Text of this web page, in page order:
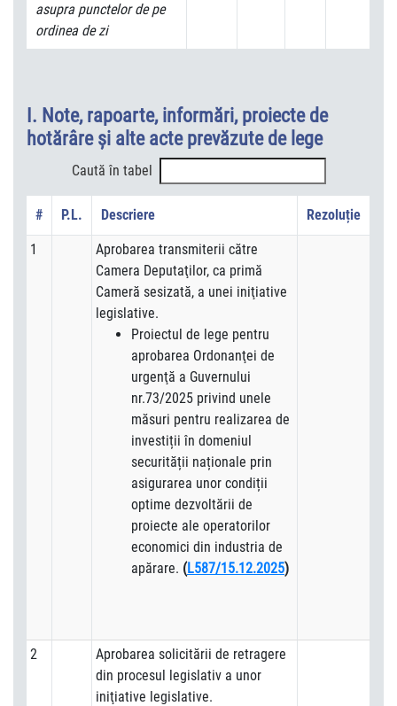
asupra punctelor de pe
ordinea de zi
I. Note, rapoarte, informări, proiecte de
hotărâre şi alte acte prevăzute de lege
Caută în tabel
# P.L. Descriere Rezoluție
1
Aprobarea transmiterii către
Camera Deputaţilor, ca primă
Cameră sesizată, a unei iniţiative
legislative.
Proiectul de lege pentru
aprobarea Ordonanţei de
urgenţă a Guvernului
nr.73/2025 privind unele
măsuri pentru realizarea de
investiții în domeniul
securității naționale prin
asigurarea unor condiții
optime dezvoltării de
proiecte ale operatorilor
economici din industria de
apărare. (L587/15.12.2025)
2
Aprobarea solicitării de retragere
din procesul legislativ a unor
iniţiative legislative.